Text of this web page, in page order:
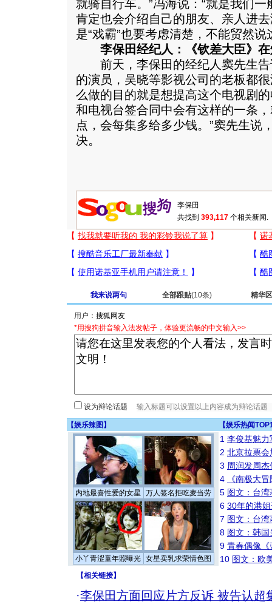
就骑自行车。”冯海说：“就是我们
肯定也会介绍自己的朋友、亲人进
是“戏霸”也要考虑清楚，不能贸然说
李保田经纪人：《钦差大臣》
前天，李保田的经纪人窦先生告
的演员，吴晓等影视公司的老板都
么做的目的就是想提高这个电视剧
和电视台签合同中会有这样的一条
点，会每集多给多少钱。”窦先生说
决。
共找到 393,117 个相关新闻.
我来说两句 全部跟贴(10条) 精华区
用户：
*用搜狗拼音输入法发帖子，体验更流畅的中文输入>>
设为辩论话题
【娱乐辣图 】 【娱乐热闻
内地最喜性爱的女星 万人签名拒吃麦当劳
小丫青涩童年照曝光 女星卖乳求荣情色图
1 李俊基魅力
2 北京拉票
3 周润发周
4
《南极大
5 图文：台
6 30年的港
7 图文：台
8 图文：韩
9 青春偶像《
10 图文：欧
【相关链接】
·李保田方面回应片方反诉 被告认超